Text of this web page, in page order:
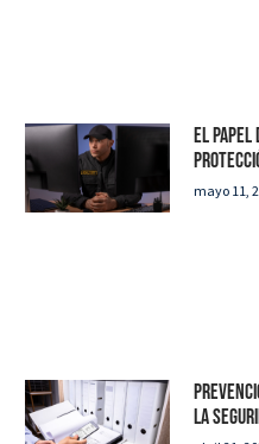
El papel
mayo 11,
la